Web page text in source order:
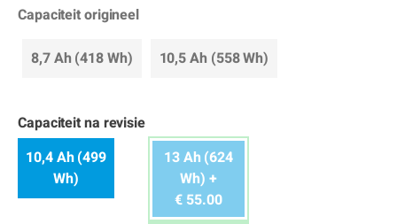
Capaciteit origineel
8,7 Ah (418 Wh) 10,5 Ah (558 Wh)
Capaciteit na revisie
10,4 Ah (499
Wh)
13 Ah (624
Wh) +
€ 55.00